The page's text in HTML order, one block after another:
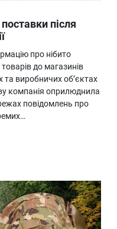
після
про нібито
до магазинів
та виробничих об’єктах
компанія оприлюднила
повідомлень про